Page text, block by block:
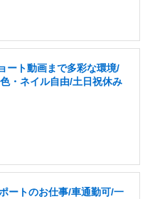
ート動画まで多彩な環境/
・ネイル自由/土日祝休み
ートのお仕事/車通勤可/一